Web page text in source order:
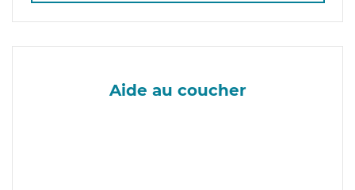
Aide au coucher